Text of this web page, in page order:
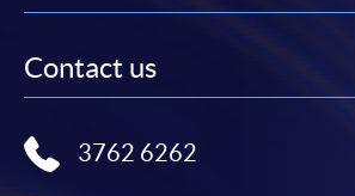
Contact us
3762 6262